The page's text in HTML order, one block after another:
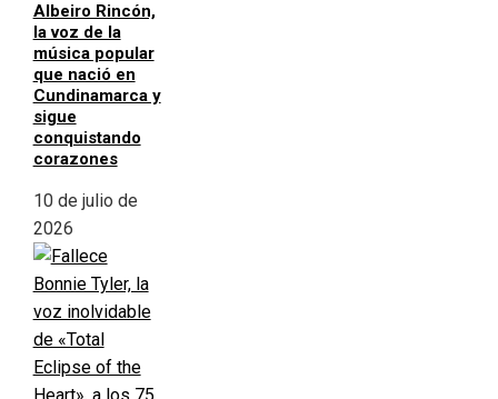
Albeiro Rincón,
la voz de la
música popular
que nació en
Cundinamarca y
sigue
conquistando
corazones
10 de julio de
2026